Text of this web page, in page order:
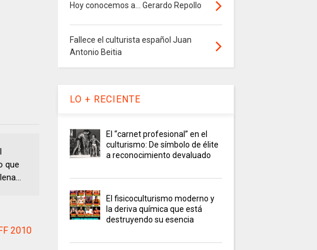
que
2010
Hoy conocemos a... Gerardo Repollo
Fallece el culturista español Juan
Antonio Beitia
LO + RECIENTE
El “carnet profesional” en el
culturismo: De símbolo de élite
a reconocimiento devaluado
El fisicoculturismo moderno y
la deriva química que está
destruyendo su esencia